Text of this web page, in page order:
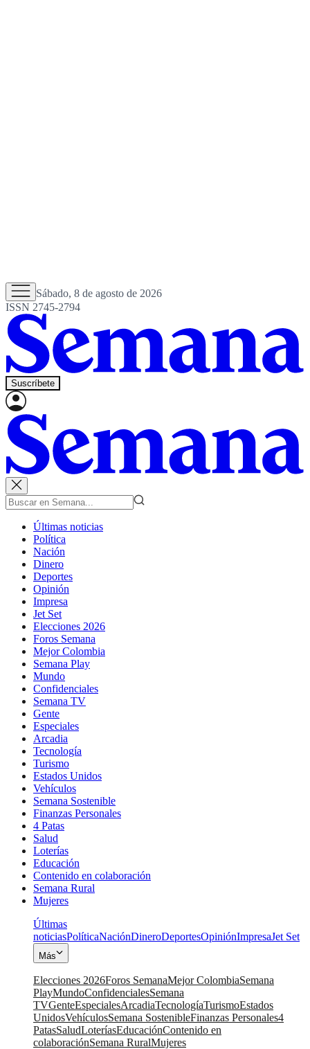
Sábado, 8 de agosto de 2026
ISSN 2745-2794
Suscríbete
Últimas noticias
Política
Nación
Dinero
Deportes
Opinión
Impresa
Jet Set
Elecciones 2026
Foros Semana
Mejor Colombia
Semana Play
Mundo
Confidenciales
Semana TV
Gente
Especiales
Arcadia
Tecnología
Turismo
Estados Unidos
Vehículos
Semana Sostenible
Finanzas Personales
4 Patas
Salud
Loterías
Educación
Contenido en colaboración
Semana Rural
Mujeres
Últimas
noticiasPolíticaNaciónDineroDeportesOpiniónImpresaJet Set
Más
Elecciones 2026Foros SemanaMejor ColombiaSemana
PlayMundoConfidencialesSemana
TVGenteEspecialesArcadiaTecnologíaTurismoEstados
UnidosVehículosSemana SostenibleFinanzas Personales4
PatasSaludLoteríasEducaciónContenido en
colaboraciónSemana RuralMujeres